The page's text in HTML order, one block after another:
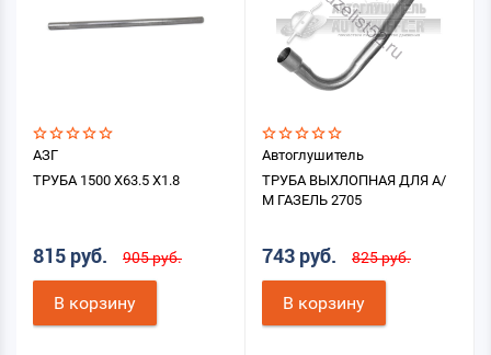
АЗГ
ТРУБА 1500 X63.5 X1.8
815 руб. 905 руб.
В корзину
Автоглушитель
ТРУБА ВЫХЛОПНАЯ ДЛЯ А/
М ГАЗЕЛЬ 2705
743 руб. 825 руб.
В корзину